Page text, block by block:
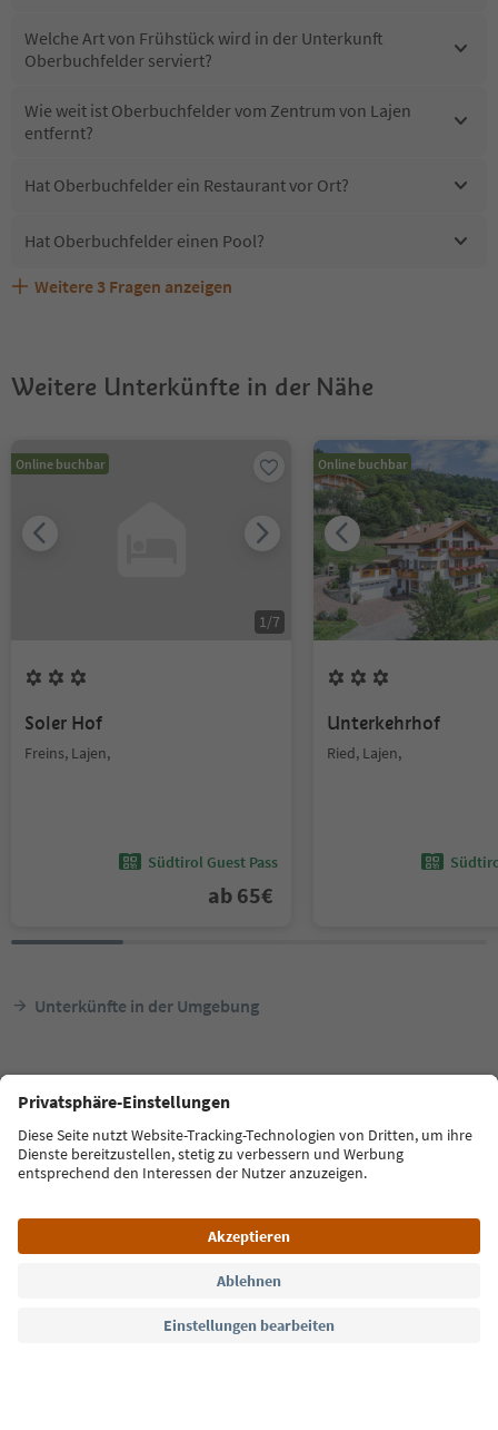
Welche Art von Frühstück wird in der Unterkunft
Oberbuchfelder serviert?
Wie weit ist Oberbuchfelder vom Zentrum von Lajen
entfernt?
Hat Oberbuchfelder ein Restaurant vor Ort?
Hat Oberbuchfelder einen Pool?
Sind Haustiere in der Unterkunft Oberbuchfelder
Welche Services bietet Oberbuchfelder?
Erhalten die Gäste von Oberbuchfelder einen Südtirol
Weitere 3 Fragen anzeigen
Weitere Unterkünfte in der Nähe
Online buchbar
1 /7
Soler Hof
Freins, Lajen,
Südtirol Guest Pass
ab 65€
Online buchbar
Unterkehrhof
Ried, Lajen,
Unterkünfte in der Umgebung
Lajen Oberbuchfelder
Sprache: Deutsch